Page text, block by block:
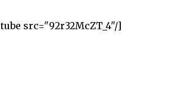
src="92r32McZT_4"/]